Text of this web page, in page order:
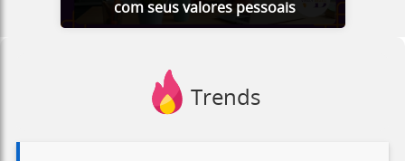
com seus valores pessoais
Trends